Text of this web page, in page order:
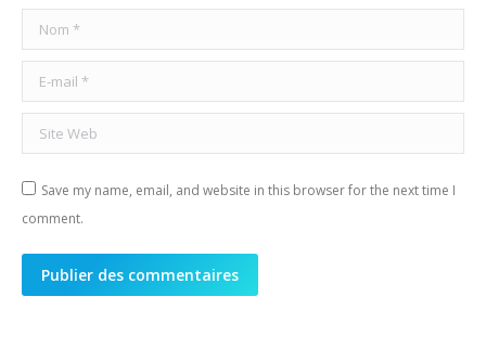
Nom *
E-mail *
Site Web
Save my name, email, and website in this browser for the next time I
comment.
Publier des commentaires